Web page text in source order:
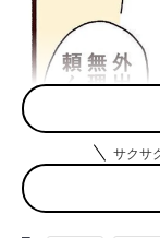
サクサ